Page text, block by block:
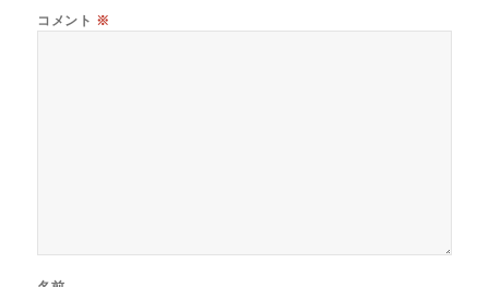
コメント ※